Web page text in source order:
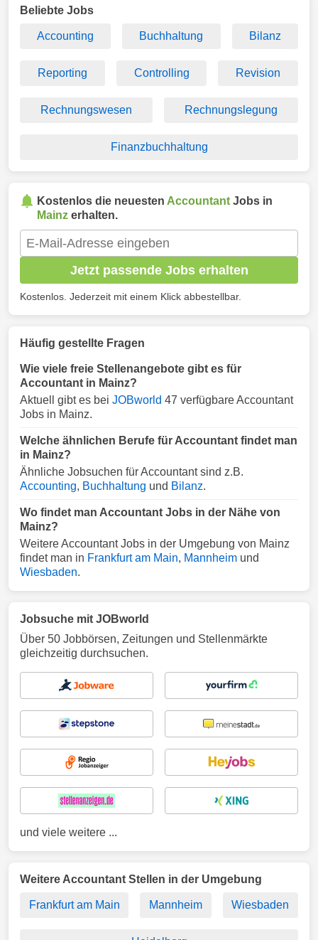
Beliebte Jobs
Accounting Buchhaltung Bilanz
Reporting Controlling Revision
Rechnungswesen Rechnungslegung
Finanzbuchhaltung
Kostenlos die neuesten Accountant Jobs in
Mainz erhalten.
Jetzt passende Jobs erhalten
Kostenlos. Jederzeit mit einem Klick abbestellbar.
Häufig gestellte Fragen
Wie viele freie Stellenangebote gibt es für
Accountant in Mainz?
Aktuell gibt es bei JOBworld 47 verfügbare Accountant
Jobs in Mainz.
Welche ähnlichen Berufe für Accountant findet man
in Mainz?
Ähnliche Jobsuchen für Accountant sind z.B.
Accounting, Buchhaltung und Bilanz.
Wo findet man Accountant Jobs in der Nähe von
Mainz?
Weitere Accountant Jobs in der Umgebung von Mainz
findet man in Frankfurt am Main, Mannheim und
Wiesbaden.
Jobsuche mit JOBworld
Über 50 Jobbörsen, Zeitungen und Stellenmärkte
gleichzeitig durchsuchen.
und viele weitere ...
Weitere Accountant Stellen in der Umgebung
Frankfurt am Main Mannheim Wiesbaden